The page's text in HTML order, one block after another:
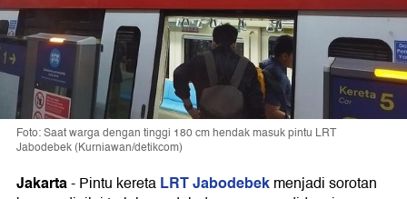
Foto: Saat warga dengan tinggi 180 cm hendak masuk pintu LRT
Jabodebek (Kurniawan/detikcom)
Jakarta-Pintu keretaLRT Jabodebekmenjadi sorotan